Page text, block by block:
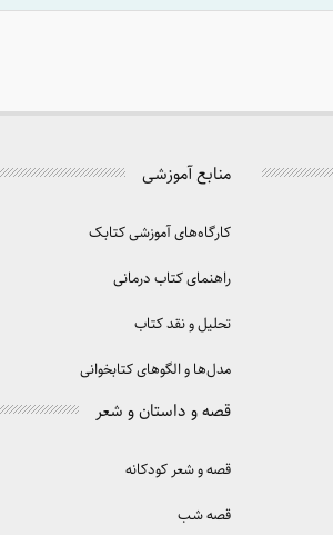
منابع آموزشی
کارگاه‌های آموزشی کتابک
راهنمای کتاب درمانی
تحلیل و نقد کتاب
مدل‌ها و الگوهای کتابخوانی
قصه و داستان و شعر
قصه و شعر کودکانه
قصه شب